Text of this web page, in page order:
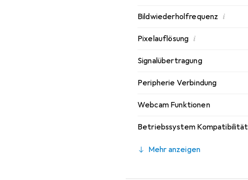
Bildwiederholfrequenz i
Pixelauflösung i
Signalübertragung
Peripherie Verbindung
Webcam Funktionen
Betriebssystem Kompatibilität
Mehr anzeigen